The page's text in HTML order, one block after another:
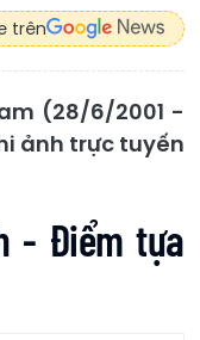
trên
(28/6/2001 -
ảnh trực tuyến
- Điểm tựa